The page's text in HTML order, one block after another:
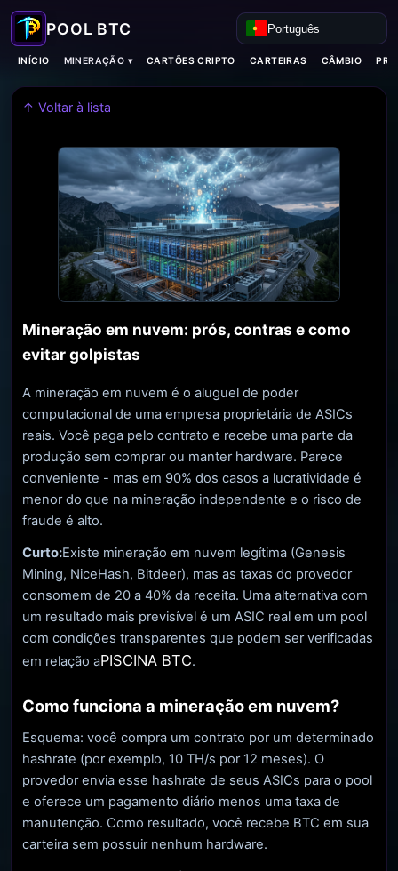
Português
INÍCIO MINERAÇÃO ▾ CARTÕES CRIPTO CARTEIRAS CÂMBIO
↑ Voltar à lista
Mineração em nuvem: prós, contras e como
evitar golpistas
A mineração em nuvem é o aluguel de poder
computacional de uma empresa proprietária de ASICs
reais. Você paga pelo contrato e recebe uma parte da
produção sem comprar ou manter hardware. Parece
conveniente - mas em 90% dos casos a lucratividade é
menor do que na mineração independente e o risco de
fraude é alto.
Curto:Existe mineração em nuvem legítima (Genesis
Mining, NiceHash, Bitdeer), mas as taxas do provedor
consomem de 20 a 40% da receita. Uma alternativa com
um resultado mais previsível é um ASIC real em um pool
com condições transparentes que podem ser verificadas
em relação aPISCINA BTC.
Como funciona a mineração em nuvem?
Esquema: você compra um contrato por um determinado
hashrate (por exemplo, 10 TH/s por 12 meses). O
provedor envia esse hashrate de seus ASICs para o pool
e oferece um pagamento diário menos uma taxa de
manutenção. Como resultado, você recebe BTC em sua
carteira sem possuir nenhum hardware.